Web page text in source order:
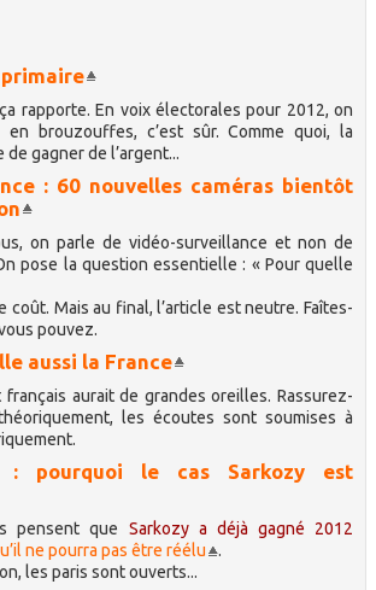
rapporte. En voix électorales pour 2012, on
brouzouffes, c’est sûr. Comme quoi, la
gagner de l’argent...
: 60 nouvelles caméras bientôt
on parle de vidéo-surveillance et non de
pose la question essentielle : « Pour quelle
coût. Mais au final, l’article est neutre. Faîtes-
pouvez.
aussi la France
français aurait de grandes oreilles. Rassurez-
les écoutes sont soumises à
: pourquoi le cas Sarkozy est
pensent que Sarkozy a déjà gagné 2012
ne pourra pas être réélu
.
les paris sont ouverts...